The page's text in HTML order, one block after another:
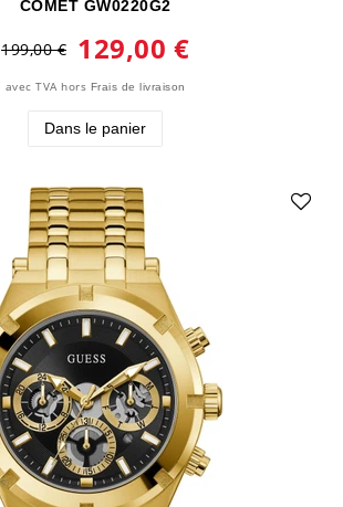
COMET GW0220G2
199,00 € 129,00 €
avec TVA hors Frais de livraison
Dans le panier